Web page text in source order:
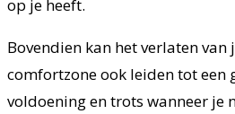
op je heeft.
Bovendien kan het verlaten van
comfortzone ook leiden tot een
voldoening en trots wanneer je